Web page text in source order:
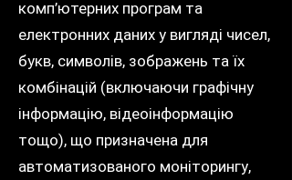
комп’ютерних програм та
електронних даних у вигляді чисел,
букв, символів, зображень та їх
комбінацій (включаючи графічну
інформацію, відеоінформацію
тощо), що призначена для
автоматизованого моніторингу,